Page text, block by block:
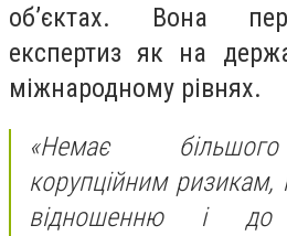
обʼєктах. Вона
експертиз як на
міжнародному рівнях.
«Немає
корупційним ризикам,
відношенню і до